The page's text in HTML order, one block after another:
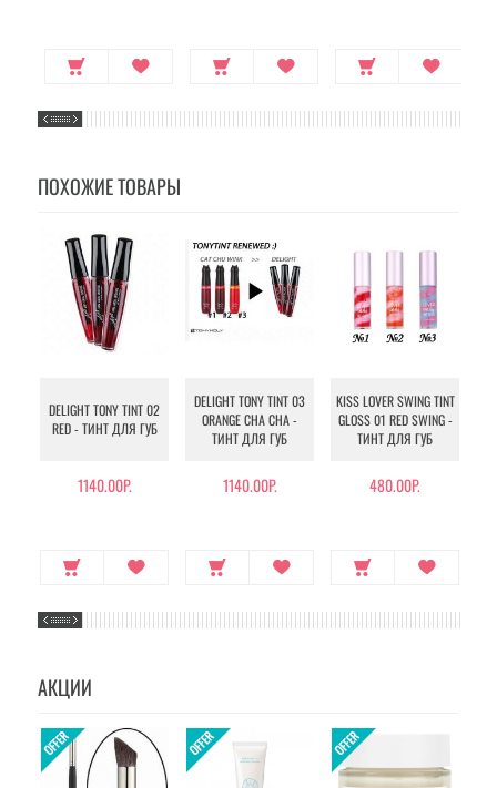
ПОХОЖИЕ ТОВАРЫ
DELIGHT TONY TINT 02
RED - ТИНТ ДЛЯ ГУБ
1140.00Р.
DELIGHT TONY TINT 03
ORANGE CHA CHA -
ТИНТ ДЛЯ ГУБ
1140.00Р.
KISS LOVER SWING TINT
GLOSS 01 RED SWING -
ТИНТ ДЛЯ ГУБ
480.00Р.
АКЦИИ